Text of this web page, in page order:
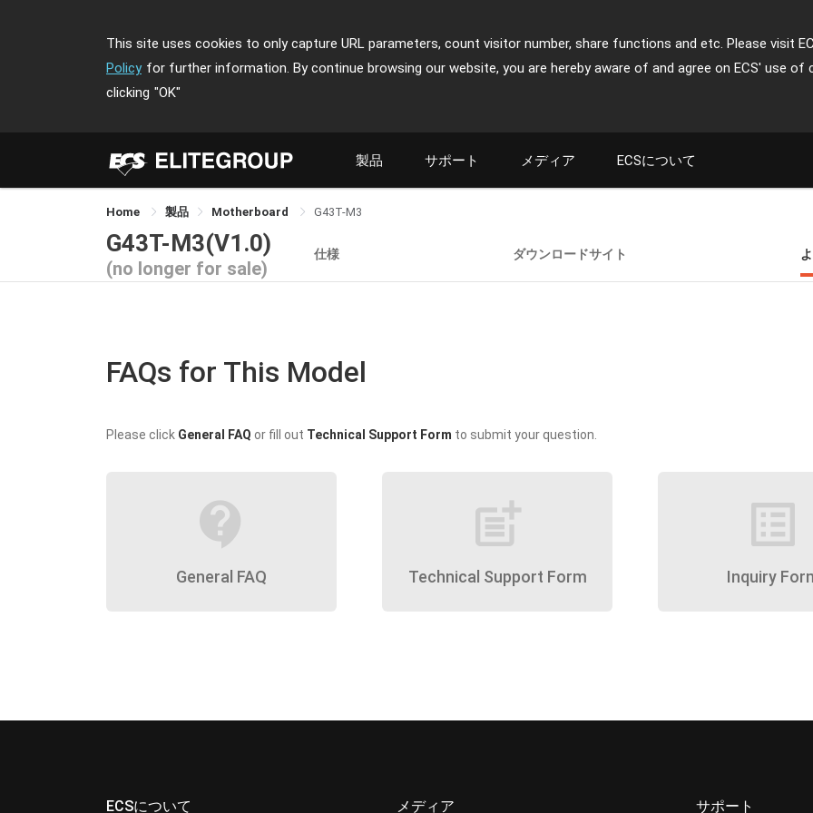
This site uses cookies to only capture URL parameters, count visitor number, share functions and etc. Please visit
Policy for further information. By continue browsing our website, you are hereby aware of and agree on ECS' use of
clicking "OK"
製品 サポート メディア ECSについて
Home 製品 Motherboard G43T-M3
G43T-M3(V1.0)
(no longer for sale)
仕様 ダウンロードサイト
FAQs for This Model
Please click General FAQ or fill out Technical Support Form to submit your question.
contact_support
General FAQ
post_add
Technical Support Form
list_alt
Inquiry
ECSについて メディア サポート